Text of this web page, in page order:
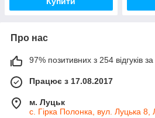
Про нас
97% позитивних з 254 відгуків за
Працює з 17.08.2017
м. Луцьк
с. Гірка Полонка, вул. Луцька 8,